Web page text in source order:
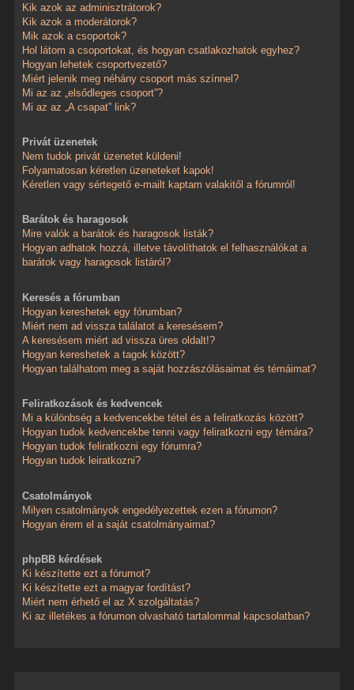
Kik azok az adminisztrátorok?
Kik azok a moderátorok?
Mik azok a csoportok?
Hol látom a csoportokat, és hogyan csatlakozhatok egyhez?
Hogyan lehetek csoportvezető?
Miért jelenik meg néhány csoport más színnel?
Mi az az „elsődleges csoport”?
Mi az az „A csapat” link?
Privát üzenetek
Nem tudok privát üzenetet küldeni!
Folyamatosan kéretlen üzeneteket kapok!
Kéretlen vagy sértegető e-mailt kaptam valakitől a fórumról!
Barátok és haragosok
Mire valók a barátok és haragosok listák?
Hogyan adhatok hozzá, illetve távolíthatok el felhasználókat a
barátok vagy haragosok listáról?
Keresés a fórumban
Hogyan kereshetek egy fórumban?
Miért nem ad vissza találatot a keresésem?
A keresésem miért ad vissza üres oldalt!?
Hogyan kereshetek a tagok között?
Hogyan találhatom meg a saját hozzászólásaimat és témáimat?
Feliratkozások és kedvencek
Mi a különbség a kedvencekbe tétel és a feliratkozás között?
Hogyan tudok kedvencekbe tenni vagy feliratkozni egy témára?
Hogyan tudok feliratkozni egy fórumra?
Hogyan tudok leiratkozni?
Csatolmányok
Milyen csatolmányok engedélyezettek ezen a fórumon?
Hogyan érem el a saját csatolmányaimat?
phpBB kérdések
Ki készítette ezt a fórumot?
Ki készítette ezt a magyar fordítást?
Miért nem érhető el az X szolgáltatás?
Ki az illetékes a fórumon olvasható tartalommal kapcsolatban?